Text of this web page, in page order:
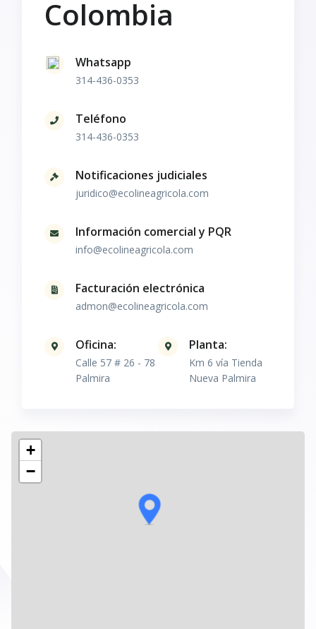
Colombia
Whatsapp
314-436-0353
Teléfono
314-436-0353
Notificaciones judiciales
juridico@ecolineagricola.com
Información comercial y PQR
info@ecolineagricola.com
Facturación electrónica
admon@ecolineagricola.com
Oficina:
Calle 57 # 26 - 78
Palmira
Planta:
Km 6 vía Tienda
Nueva Palmira
+
−